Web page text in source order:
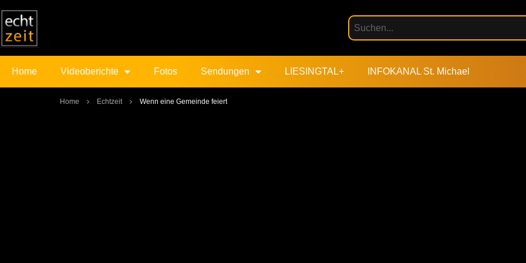
Home Videoberichte Fotos Sendungen LIESINGTAL+ INFOKANAL St. Michael
Home Echtzeit Wenn eine Gemeinde feiert